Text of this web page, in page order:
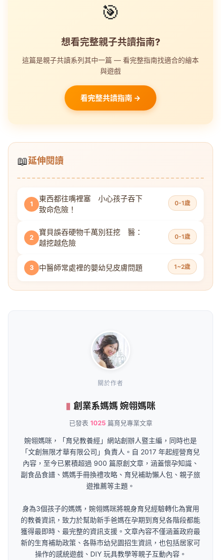
🎯
想看完整親子共讀指南?
這篇是親子共讀系列其中一篇 — 看完整指南找適合的繪本
與遊戲
看完整共讀指南 →
📖延伸閱讀
1
東西都往嘴裡塞 小心孩子吞下
致命危險！
0-1歲
2
寶貝誤吞硬物千萬別狂挖 醫：
越挖越危險
0-1歲
3 中醫師常處裡的嬰幼兒皮膚問題 1~2歲
關於作者
創業系媽媽 婉翎媽咪
已發表 1025篇育兒專業文章
婉翎媽咪，「育兒教養經」網站創辦人暨主編，同時也是
「文創無限才華有限公司」負責人。自 2017 年起經營育兒
內容，至今已累積超過 900 篇原創文章，涵蓋懷孕知識、
副食品食譜、媽媽手冊換禮攻略、育兒補助懶人包、親子旅
遊推薦等主題。
身為3個孩子的媽媽，婉翎媽咪將親身育兒經驗轉化為實用
的教養資訊，致力於幫助新手爸媽在孕期到育兒各階段都能
獲得最即時、最完整的資訊支援。文章內容不僅涵蓋政府最
新的生育補助政策、各縣市幼兒園招生資訊，也包括居家可
操作的感統遊戲、DIY 玩具教學等親子互動內容。